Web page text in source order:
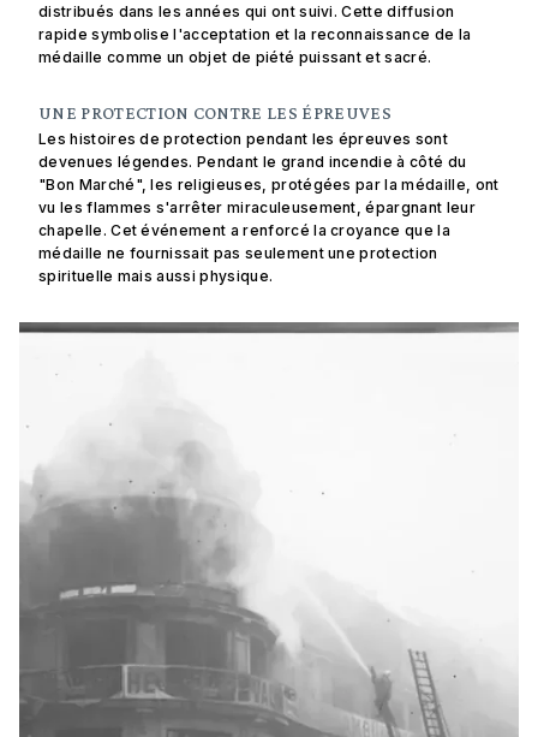
distribués dans les années qui ont suivi. Cette diffusion
rapide symbolise l'acceptation et la reconnaissance de la
médaille comme un objet de piété puissant et sacré.
UNE PROTECTION CONTRE LES ÉPREUVES
Les histoires de protection pendant les épreuves sont
devenues légendes. Pendant le grand incendie à côté du
"Bon Marché", les religieuses, protégées par la médaille, ont
vu les flammes s'arrêter miraculeusement, épargnant leur
chapelle. Cet événement a renforcé la croyance que la
médaille ne fournissait pas seulement une protection
spirituelle mais aussi physique.